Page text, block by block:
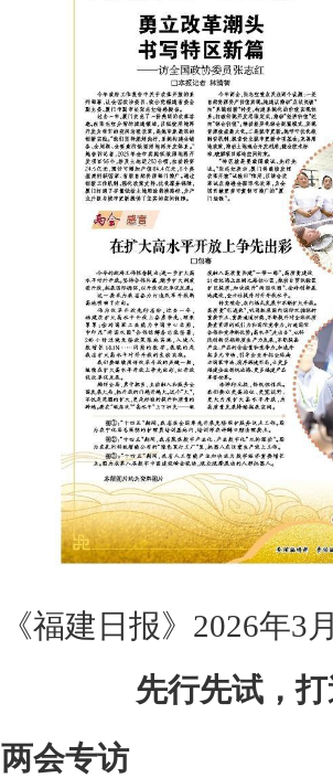
《福建日报》2026年3
先行先试，
两会专访